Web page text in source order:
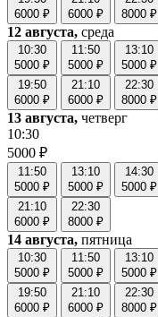
6000 ₽
6000 ₽
8000 ₽
12 августа, среда
10:30
5000 ₽
11:50
5000 ₽
13:10
5000 ₽
19:50
6000 ₽
21:10
6000 ₽
22:30
8000 ₽
13 августа, четверг
10:30
5000 ₽
11:50
5000 ₽
13:10
5000 ₽
14:30
5000 ₽
21:10
6000 ₽
22:30
8000 ₽
14 августа, пятница
10:30
5000 ₽
11:50
5000 ₽
13:10
5000 ₽
19:50
6000 ₽
21:10
6000 ₽
22:30
8000 ₽